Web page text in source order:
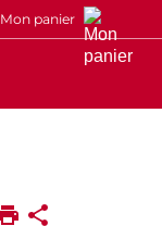
Mon panier